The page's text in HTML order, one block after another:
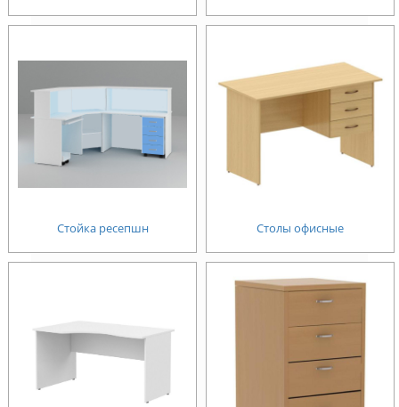
Стойка ресепшн Столы офисные